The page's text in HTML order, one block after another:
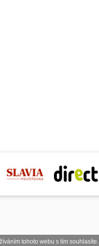
tohoto webu s tím souhlasíte.